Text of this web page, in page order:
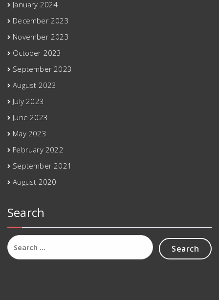
January 2024
December 2023
November 2023
October 2023
September 2023
August 2023
July 2023
June 2023
May 2023
February 2022
September 2021
August 2020
Search
Search
for: